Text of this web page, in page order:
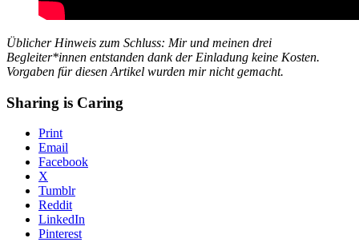
Üblicher Hinweis zum Schluss: Mir und meinen drei
Begleiter*innen entstanden dank der Einladung keine Kosten.
Vorgaben für diesen Artikel wurden mir nicht gemacht.
Sharing is Caring
Print
Email
Facebook
X
Tumblr
Reddit
LinkedIn
Pinterest